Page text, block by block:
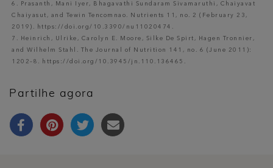
6. Prasanth, Mani Iyer, Bhagavathi Sundaram Sivamaruthi, Chaiyavat
Chaiyasut, and Tewin Tencomnao. Nutrients 11, no. 2 (February 23,
2019). https://doi.org/10.3390/nu11020474.
7. Heinrich, Ulrike, Carolyn E. Moore, Silke De Spirt, Hagen Tronnier,
and Wilhelm Stahl. The Journal of Nutrition 141, no. 6 (June 2011):
1202–8. https://doi.org/10.3945/jn.110.136465.
Partilhe agora